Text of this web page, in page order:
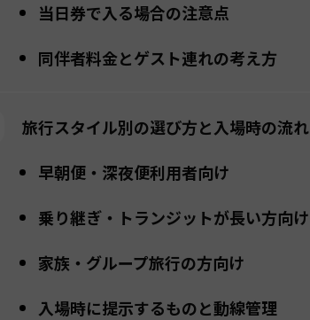
当日券で入る場合の注意点
同伴者料金とゲスト連れの考え方
旅行スタイル別の選び方と入場時の流れ
早朝便・深夜便利用者向け
乗り継ぎ・トランジットが長い方向け
家族・グループ旅行の方向け
入場時に提示するものと動線管理